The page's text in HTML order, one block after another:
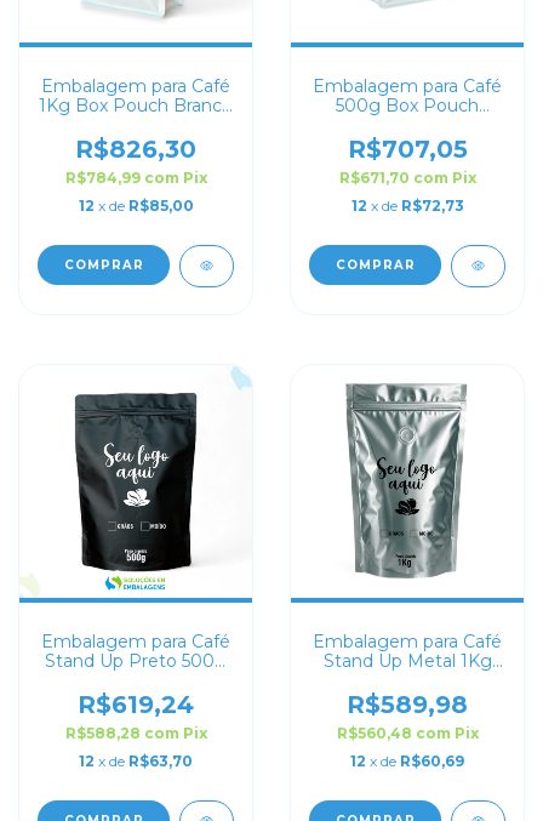
Embalagem para Café
1Kg Box Pouch Branco
R$826,30
R$784,99 com Pix
12 x de R$85,00
COMPRAR
Embalagem para Café
500g Box Pouch
Personalizada
R$707,05
R$671,70 com Pix
12 x de R$72,73
COMPRAR
Embalagem para Café
Stand Up Preto 500g
R$619,24
R$588,28 com Pix
12 x de R$63,70
Embalagem para Café
Stand Up Metal 1Kg
R$589,98
R$560,48 com Pix
12 x de R$60,69